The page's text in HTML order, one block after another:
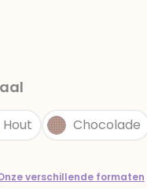
Hout Chocolade
verschillende formaten